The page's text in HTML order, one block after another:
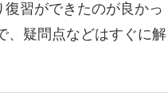
習ができたのが良かっ
、疑問点などはすぐに解